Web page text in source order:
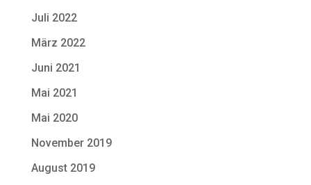
Juli 2022
März 2022
Juni 2021
Mai 2021
Mai 2020
November 2019
August 2019